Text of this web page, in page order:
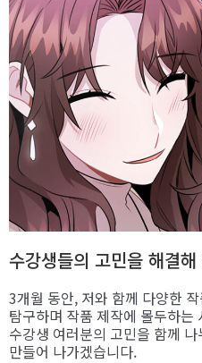
수강생들의 고민을 해결
3개월 동안, 저와 함께 다양한
탐구하며 작품 제작에 몰두하는
수강생 여러분의 고민을 함께
만들어 나가겠습니다.